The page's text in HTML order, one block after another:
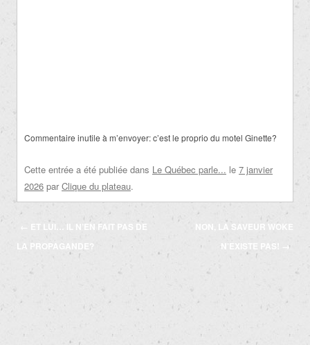
Commentaire inutile à m’envoyer: c’est le proprio du motel Ginette?
Cette entrée a été publiée dans Le Québec parle... le 7 janvier
2026 par Clique du plateau.
Navigation
des
← ET LUI… IL N’EN FAIT PAS DE
LA PROPAGANDE?
NON, LA SAVEUR WOKE
N’EXISTE PAS!
→